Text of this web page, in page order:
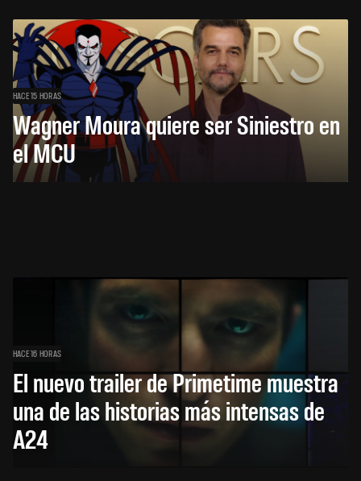
HACE 15 HORAS
Wagner Moura quiere ser Siniestro en
el MCU
HACE 16 HORAS
El nuevo trailer de Primetime muestra
una de las historias más intensas de
A24